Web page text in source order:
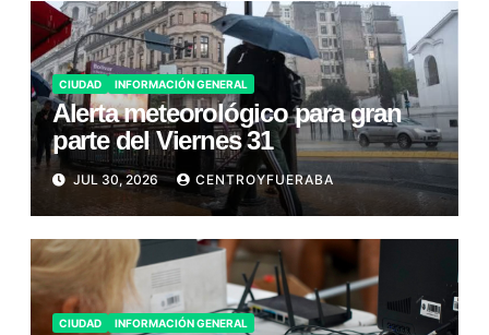
CIUDAD INFORMACIÓN GENERAL
Alerta meteorológico para gran
parte del Viernes 31
JUL 30, 2026 CENTROYFUERABA
CIUDAD INFORMACIÓN GENERAL